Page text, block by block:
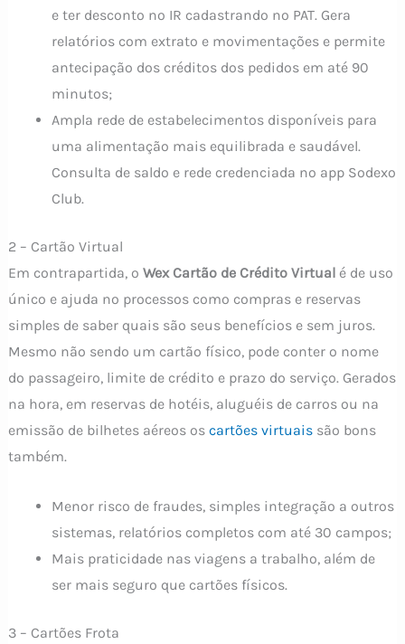
e ter desconto no IR cadastrando no PAT. Gera
relatórios com extrato e movimentações e permite
antecipação dos créditos dos pedidos em até 90
minutos;
Ampla rede de estabelecimentos disponíveis para
uma alimentação mais equilibrada e saudável.
Consulta de saldo e rede credenciada no app Sodexo
Club.
2 – Cartão Virtual
Em contrapartida, o Wex Cartão de Crédito Virtualé de uso
único e ajuda no processos como compras e reservas
simples de saber quais são seus benefícios e sem juros.
Mesmo não sendo um cartão físico, pode conter o nome
do passageiro, limite de crédito e prazo do serviço. Gerados
na hora, em reservas de hotéis, aluguéis de carros ou na
emissão de bilhetes aéreos os cartões virtuaissão bons
também.
Menor risco de fraudes, simples integração a outros
sistemas, relatórios completos com até 30 campos;
Mais praticidade nas viagens a trabalho, além de
ser mais seguro que cartões físicos.
3 – Cartões Frota